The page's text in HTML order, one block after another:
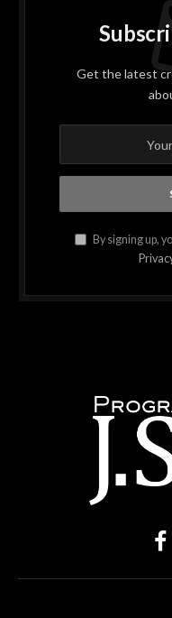
Get the latest
By signing up,